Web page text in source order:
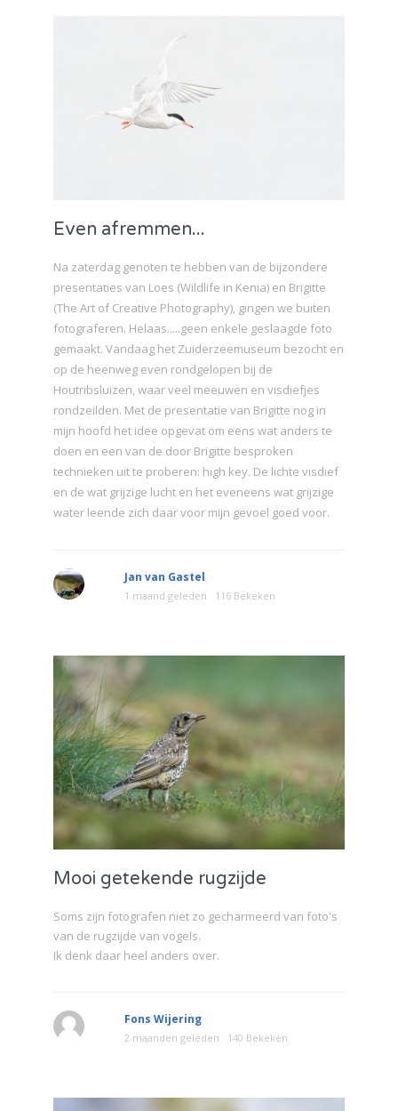
Even afremmen...
Na zaterdag genoten te hebben van de bijzondere
presentaties van Loes (Wildlife in Kenia) en Brigitte
(The Art of Creative Photography), gingen we buiten
fotograferen. Helaas.....geen enkele geslaagde foto
gemaakt. Vandaag het Zuiderzeemuseum bezocht en
op de heenweg even rondgelopen bij de
Houtribsluizen, waar veel meeuwen en visdiefjes
rondzeilden. Met de presentatie van Brigitte nog in
mijn hoofd het idee opgevat om eens wat anders te
doen en een van de door Brigitte besproken
technieken uit te proberen: high key. De lichte visdief
en de wat grijzige lucht en het eveneens wat grijzige
water leende zich daar voor mijn gevoel goed voor.
Jan van Gastel
1 maand geleden 116 Bekeken
Mooi getekende rugzijde
Soms zijn fotografen niet zo gecharmeerd van foto's
van de rugzijde van vogels.
Ik denk daar heel anders over.
Fons Wijering
2 maanden geleden 140 Bekeken